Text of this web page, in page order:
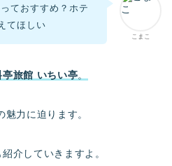
こまこ
ておすすめ？ホテ
てほしい
亭旅館 いちい亭。
力に迫ります。
介していきますよ。